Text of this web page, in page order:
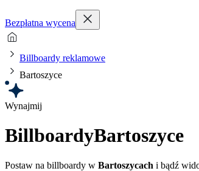
Bezpłatna wycena
Billboardy reklamowe
Bartoszyce
Wynajmij
BillboardyBartoszyce
Postaw na billboardy w Bartoszycach i bądź